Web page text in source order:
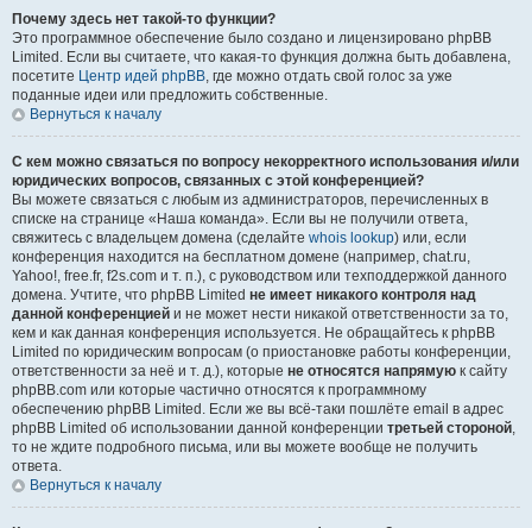
Почему здесь нет такой-то функции?
Это программное обеспечение было создано и лицензировано phpBB
Limited. Если вы считаете, что какая-то функция должна быть добавлена,
посетите Центр идей phpBB, где можно отдать свой голос за уже
поданные идеи или предложить собственные.
Вернуться к началу
С кем можно связаться по вопросу некорректного использования и/или
юридических вопросов, связанных с этой конференцией?
Вы можете связаться с любым из администраторов, перечисленных в
списке на странице «Наша команда». Если вы не получили ответа,
свяжитесь с владельцем домена (сделайте whois lookup) или, если
конференция находится на бесплатном домене (например, chat.ru,
Yahoo!, free.fr, f2s.com и т. п.), с руководством или техподдержкой данного
домена. Учтите, что phpBB Limited не имеет никакого контроля над
данной конференцией и не может нести никакой ответственности за то,
кем и как данная конференция используется. Не обращайтесь к phpBB
Limited по юридическим вопросам (о приостановке работы конференции,
ответственности за неё и т. д.), которые не относятся напрямую к сайту
phpBB.com или которые частично относятся к программному
обеспечению phpBB Limited. Если же вы всё-таки пошлёте email в адрес
phpBB Limited об использовании данной конференции третьей стороной,
то не ждите подробного письма, или вы можете вообще не получить
ответа.
Вернуться к началу